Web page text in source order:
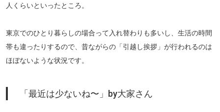
人くらいといったところ。
東京でのひとり暮らしの場合って入れ替わりも多いし、生活の時間
帯も違ったりするので、昔ながらの「引越し挨拶」が行われるのは
ほぼないような状況です。
「最近は少ないね〜」by大家さん